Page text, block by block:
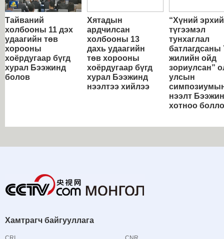
Тайваний
холбооны 11 дэх
удаагийн төв
хорооны
хоёрдугаар бүгд
хурал Бээжинд
болов
Хятадын
ардчилсан
холбооны 13
дахь удаагийн
төв хорооны
хоёрдугаар бүгд
хурал Бээжинд
нээлтээ хийлээ
“Хүний
түгээмэл
тунхаглал
батлагдсаны
жилийн ойд
зориулсан”
улсын
нээлт Бээжин
хотноо
Хамтрагч байгууллага